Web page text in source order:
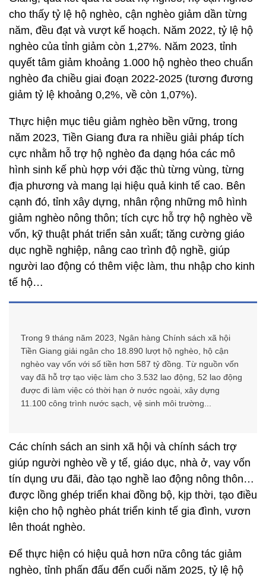
cho thấy tỷ lệ hộ nghèo, cận nghèo giảm dần từng
năm, đều đạt và vượt kế hoạch. Năm 2022, tỷ lệ hộ
nghèo của tỉnh giảm còn 1,27%. Năm 2023, tỉnh
quyết tâm giảm khoảng 1.000 hộ nghèo theo chuẩn
nghèo đa chiều giai đoạn 2022-2025 (tương đương
giảm tỷ lệ khoảng 0,2%, về còn 1,07%).
Thực hiện mục tiêu giảm nghèo bền vững, trong
năm 2023, Tiền Giang đưa ra nhiều giải pháp tích
cực nhằm hỗ trợ hộ nghèo đa dạng hóa các mô
hình sinh kế phù hợp với đặc thù từng vùng, từng
địa phương và mang lại hiệu quả kinh tế cao. Bên
cạnh đó, tỉnh xây dựng, nhân rộng những mô hình
giảm nghèo nông thôn; tích cực hỗ trợ hộ nghèo về
vốn, kỹ thuật phát triển sản xuất; tăng cường giáo
dục nghề nghiệp, nâng cao trình độ nghề, giúp
người lao động có thêm việc làm, thu nhập cho kinh
tế hộ…
Trong 9 tháng năm 2023, Ngân hàng Chính sách xã hội
Tiền Giang giải ngân cho 18.890 lượt hộ nghèo, hộ cận
nghèo vay vốn với số tiền hơn 587 tỷ đồng. Từ nguồn vốn
vay đã hỗ trợ tạo việc làm cho 3.532 lao động, 52 lao động
được đi làm việc có thời hạn ở nước ngoài, xây dựng
11.100 công trình nước sạch, vệ sinh môi trường...
Các chính sách an sinh xã hội và chính sách trợ
giúp người nghèo về y tế, giáo dục, nhà ở, vay vốn
tín dụng ưu đãi, đào tạo nghề lao động nông thôn…
được lồng ghép triển khai đồng bộ, kịp thời, tạo điều
kiện cho hộ nghèo phát triển kinh tế gia đình, vươn
lên thoát nghèo.
Để thực hiện có hiệu quả hơn nữa công tác giảm
nghèo, tỉnh phấn đấu đến cuối năm 2025, tỷ lệ hộ